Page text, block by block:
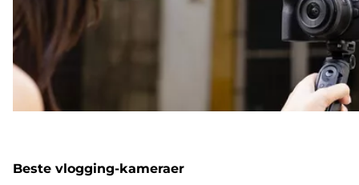
Beste vlogging-kameraer